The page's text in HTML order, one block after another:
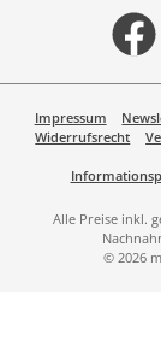
Impressum
Widerrufsrecht
Alle Preise inkl.
© 2026